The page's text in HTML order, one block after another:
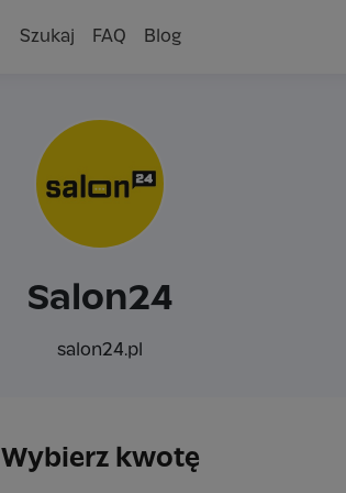
Szukaj FAQ Blog
Salon24
salon24.pl
Wybierz kwotę